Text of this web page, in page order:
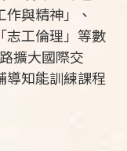
與精神」、
志工倫理」等數
擴大國際交
導知能訓練課程